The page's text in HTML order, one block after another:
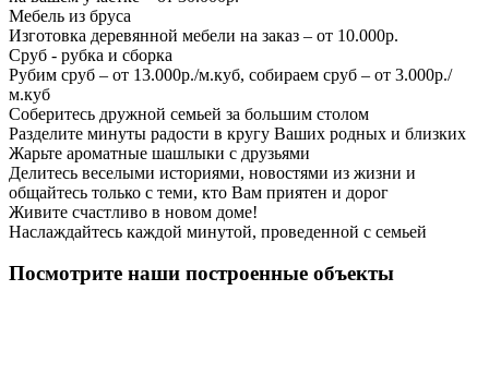
Мебель из бруса
Изготовка деревянной мебели на заказ – от 10.000р.
Сруб - рубка и сборка
Рубим сруб – от 13.000р./м.куб, собираем сруб – от 3.000р./
м.куб
Соберитесь дружной семьей за большим столом
Разделите минуты радости в кругу Ваших родных и близких
Жарьте ароматные шашлыки с друзьями
Делитесь веселыми историями, новостями из жизни и
общайтесь только с теми, кто Вам приятен и дорог
Живите счастливо в новом доме!
Наслаждайтесь каждой минутой, проведенной с семьей
Посмотрите наши построенные объекты